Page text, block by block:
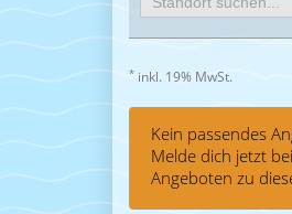
* inkl. 19% MwSt.
Kein passendes
Melde dich jetzt
Angeboten zu